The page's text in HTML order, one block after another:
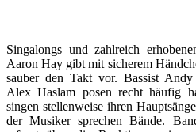
Singalongs und zahlreich
Aaron Hay gibt mit sicherem
sauber den Takt vor. Bassist
Alex Haslam posen recht häufig
singen stellenweise ihren
der Musiker sprechen Bände.